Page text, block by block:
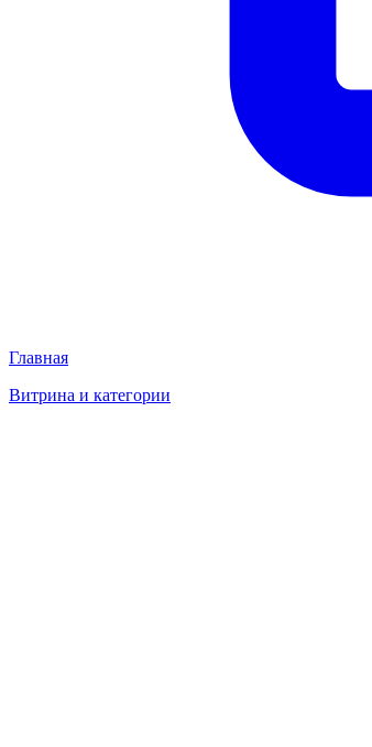
Главная
Витрина и категории